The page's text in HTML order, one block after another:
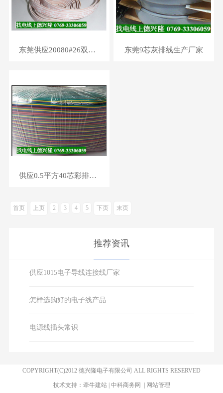
东莞供应20080#26双面印字软排线厂家 东莞9芯灰排线生产厂家
供应0.5平方40芯彩排线批发厂家
首页 上页 2 3 4 5 下页 末页
推荐资讯
供应1015电子导线连接线厂家
怎样选购好的电子线产品
电源线插头常识
COPYRIGHT(C)2012 德兴隆电子有限公司 ALL RIGHTS RESERVED
技术支持： 牵牛建站| 中科商务网 | 网站管理